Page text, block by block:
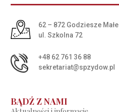
Adres pocztowy:
62 – 872 Godziesze Małe
ul. Szkolna 72
+48 62 761 36 88
sekretariat@spzydow.pl
BĄDŹ Z NAMI